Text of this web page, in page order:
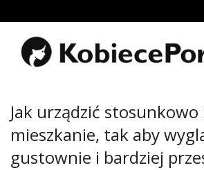
Uroda
Miłość
Rodzina
&
Dziecko
Jak urządzić stosunkowo
mieszkanie, tak aby
gustownie i bardziej